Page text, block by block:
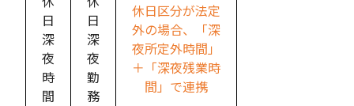
日
深
夜
時
間
日
深
夜
勤
務
休日区分が法定
外の場合、「深
夜所定外時間」
＋「深夜残業時
間」で連携